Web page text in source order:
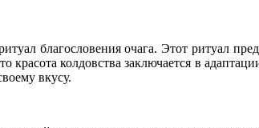
благословения очага. Этот ритуал
колдовства заключается в
вкусу.